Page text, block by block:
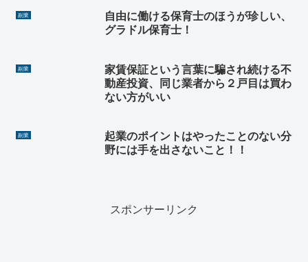
副業
自由に働ける保育士のほうが珍しい、
グラドル保育士！
副業
家賃保証という言葉に騙され続ける不
動産投資、同じ業者から２戸目は買わ
ない方がいい
副業
起業のポイントはやったことのない分
野には手を出さないこと！！
スポンサーリンク